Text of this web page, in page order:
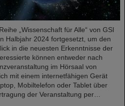
„Wissenschaft für Alle“ von GSI
Halbjahr 2024 fortgesetzt, um den
in die neuesten Erkenntnisse der
können entweder nach
im Hörsaal von
mit einem internetfähigen Gerät
Mobiltelefon oder Tablet über
der Veranstaltung per…